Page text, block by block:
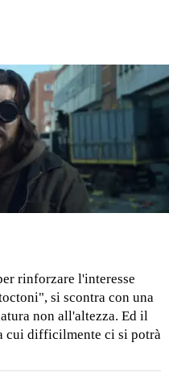
rinforzare l'interesse
si scontra con una
non all'altezza. Ed il
cui difficilmente ci si potrà